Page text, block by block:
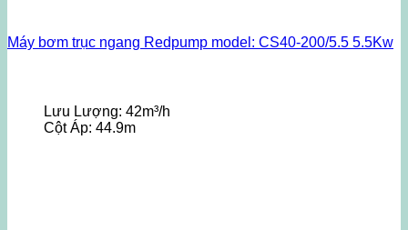
Máy bơm trục ngang Redpump model: CS40-200/5.5 5.5Kw
Lưu Lượng: 42m³/h
Cột Áp: 44.9m